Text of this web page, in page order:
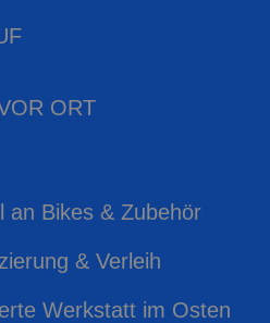
ORT
an Bikes & Zubehör
& Verleih
Werkstatt im Osten